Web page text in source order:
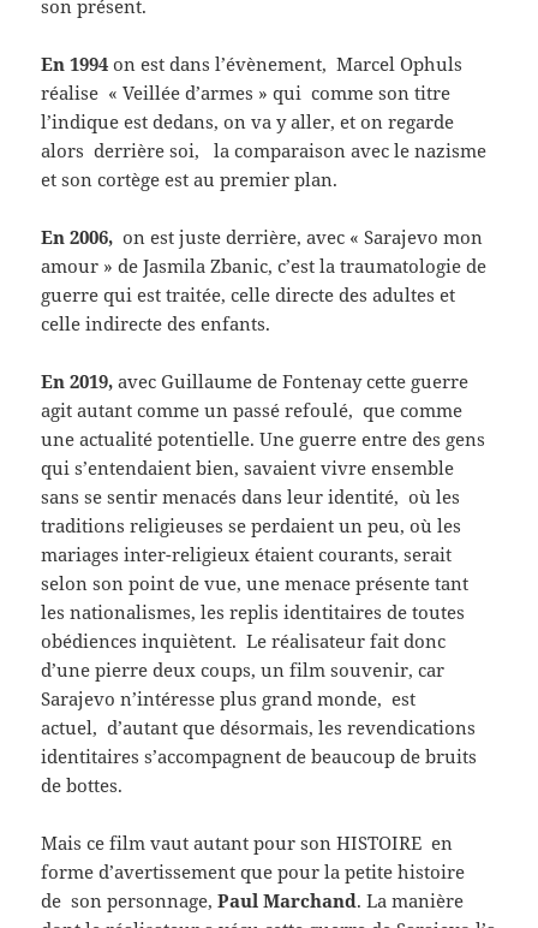
son présent.
En 1994 on est dans l’évènement, Marcel Ophuls
réalise « Veillée d’armes » qui comme son titre
l’indique est dedans, on va y aller, et on regarde
alors derrière soi, la comparaison avec le nazisme
et son cortège est au premier plan.
En 2006, on est juste derrière, avec « Sarajevo mon
amour » de Jasmila Zbanic, c’est la traumatologie de
guerre qui est traitée, celle directe des adultes et
celle indirecte des enfants.
En 2019,avec Guillaume de Fontenay cette guerre
agit autant comme un passé refoulé, que comme
une actualité potentielle. Une guerre entre des gens
qui s’entendaient bien, savaient vivre ensemble
sans se sentir menacés dans leur identité, où les
traditions religieuses se perdaient un peu, où les
mariages inter-religieux étaient courants, serait
selon son point de vue, une menace présente tant
les nationalismes, les replis identitaires de toutes
obédiences inquiètent. Le réalisateur fait donc
d’une pierre deux coups, un film souvenir, car
Sarajevo n’intéresse plus grand monde, est
actuel, d’autant que désormais, les revendications
identitaires s’accompagnent de beaucoup de bruits
de bottes.
Mais ce film vaut autant pour son HISTOIRE en
forme d’avertissement que pour la petite histoire
de son personnage,Paul Marchand. La manière